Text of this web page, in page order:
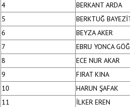
4
BERKANT ARDA
5
BERKTUĞ
6
BEYZA AKER
7
EBRU YONCA
8
ECE NUR AKAR
9
FIRAT KINA
10
HARUN ŞAFAK
11
İLKER EREN